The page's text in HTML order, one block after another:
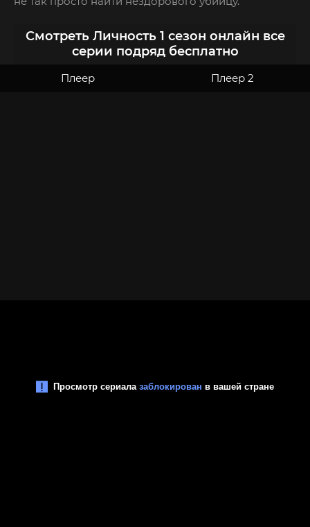
Смотреть Личность 1 сезон онлайн все
серии подряд бесплатно
Плеер Плеер 2